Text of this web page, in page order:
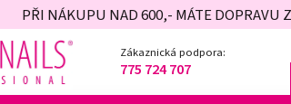
PŘI NÁKUPU NAD 600,- MÁTE
Zákaznická podpora:
775 724 707